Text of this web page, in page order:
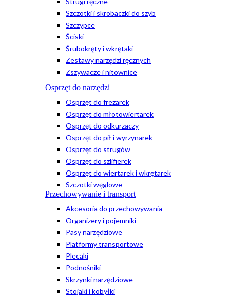
Szczotki i skrobaczki do szyb
Szczypce
Ściski
Śrubokręty i wkrętaki
Zestawy narzędzi ręcznych
Zszywacze i nitownice
Osprzęt do narzędzi
Osprzęt do frezarek
Osprzęt do młotowiertarek
Osprzęt do odkurzaczy
Osprzęt do pił i wyrzynarek
Osprzęt do strugów
Osprzęt do szlifierek
Osprzęt do wiertarek i wkrętarek
Szczotki węglowe
Przechowywanie i transport
Akcesoria do przechowywania
Organizery i pojemniki
Pasy narzędziowe
Platformy transportowe
Plecaki
Podnośniki
Skrzynki narzędziowe
Stojaki i kobyłki